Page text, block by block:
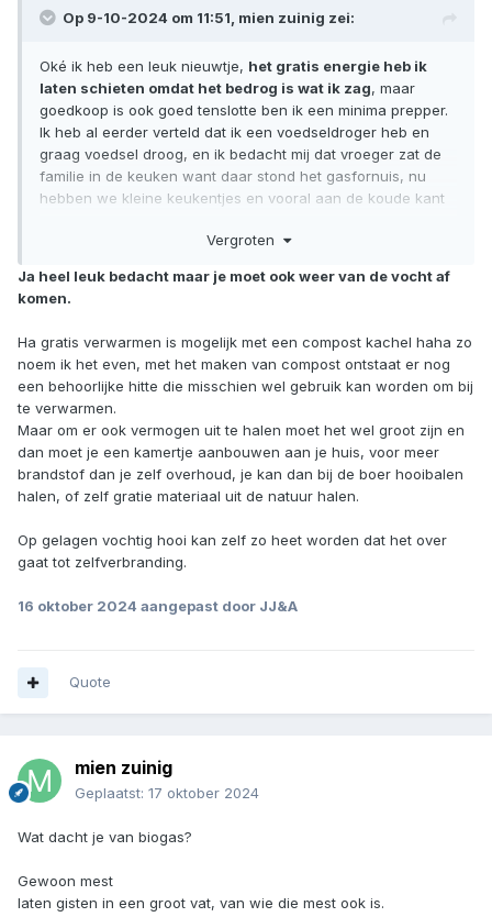
Op 9-10-2024 om 11:51, mien zuinig zei:
Oké ik heb een leuk nieuwtje, het gratis energie heb ik
laten schieten omdat het bedrog is wat ik zag, maar
goedkoop is ook goed tenslotte ben ik een minima prepper.
Ik heb al eerder verteld dat ik een voedseldroger heb en
graag voedsel droog, en ik bedacht mij dat vroeger zat de
familie in de keuken want daar stond het gasfornuis, nu
hebben we kleine keukentjes en vooral aan de koude kant
Dat zal ze reden en een nut hebben maar ik zie nu wel het
heb ik dus in mijn woonkamer gezet ben een heel klein
ventilator ernaast dat scheelt mij toch waarachtig een
weer bieten drogen als dat een graad scheelt is dat een
goedkope verwarming volgens mij.
Vergroten
Ja heel leuk bedacht maar je moet ook weer van de vocht af
komen.
Ha gratis verwarmen is mogelijk met een compost kachel haha zo
noem ik het even, met het maken van compost ontstaat er nog
een behoorlijke hitte die misschien wel gebruik kan worden om bij
te verwarmen.
Maar om er ook vermogen uit te halen moet het wel groot zijn en
dan moet je een kamertje aanbouwen aan je huis, voor meer
brandstof dan je zelf overhoud, je kan dan bij de boer hooibalen
halen, of zelf gratie materiaal uit de natuur halen.
Op gelagen vochtig hooi kan zelf zo heet worden dat het over
gaat tot zelfverbranding.
16 oktober 2024 aangepast door JJ&A
Quote
mien zuinig
Geplaatst: 17 oktober 2024
Wat dacht je van biogas?
Gewoon mest
laten gisten in een groot vat, van wie die mest ook is.